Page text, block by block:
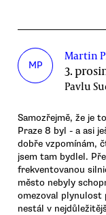
MP
Martin
3.
Pavlu
Samozřejmě, že je
Praze 8 byl - a asi
dobře vzpomínám,
jsem tam bydlel.
frekventovanou
město nebyly
omezoval plynulost
nestál v